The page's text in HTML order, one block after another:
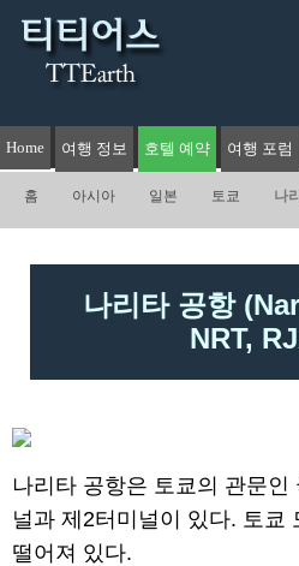
Home 여행 정보 호텔 예약 여행 포럼
홈 아시아 일본 토쿄 나
나리타 공항
NRT,
나리타 공항은 토쿄의 관문인
널과 제2터미널이 있다. 토쿄
떨어져 있다.